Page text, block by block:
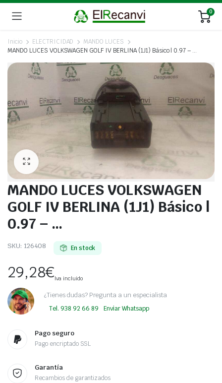
0
Inicio ELECTRICIDAD
MANDO LUCES
MANDO LUCES VOLKSWAGEN GOLF IV BERLINA (1J1) Básico | 0.97 – …
MANDO LUCES VOLKSWAGEN
GOLF IV BERLINA (1J1) Básico |
0.97 – …
SKU: 126408 En stock
29,28€Iva incluido
¿Tienes dudas? Pregunta a un especialista
Tel. 938 92 66 89 Enviar Whatsapp
Pago seguro
Pago encriptado SSL
Garantía
Recambios de garantizados